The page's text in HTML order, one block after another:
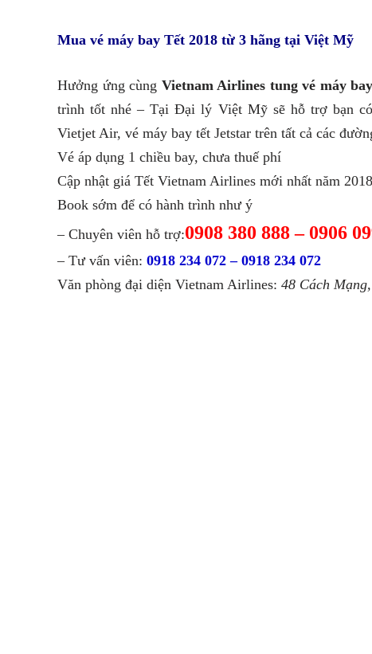
Mua vé máy bay Tết 2018 từ 3 hãng tại Việt Mỹ
Hưởng ứng cùng Vietnam Airlines tung vé máy
trình tốt nhé – Tại Đại lý Việt Mỹ sẽ hỗ trợ bạn
Vietjet Air, vé máy bay tết Jetstar trên tất cả các
Vé áp dụng 1 chiều bay, chưa thuế phí
Cập nhật giá Tết Vietnam Airlines mới nhất năm 2018
Book sớm để có hành trình như ý
– Chuyên viên hỗ trợ:0908 380 888 – 0906
– Tư vấn viên: 0918 234 072 – 0918 234 072
Văn phòng đại diện Vietnam Airlines: 48 Cách